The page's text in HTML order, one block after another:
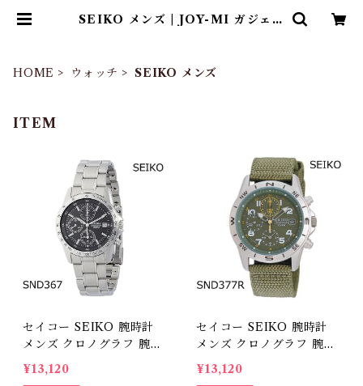
SEIKO メンズ | JOY-MI ガジェッ
HOME ウォッチ SEIKO メンズ
ITEM
セイコー SEIKO 腕時計
メンズ クロノグラフ 腕時
計 SND367 1/20クロノグ
ラフ タキメーターベゼル
¥13,120
セイコー SEIKO 腕時計
メンズ クロノグラフ 腕時
計 SND377R グリーン 1/
20秒クロノグラフ、日
¥13,120